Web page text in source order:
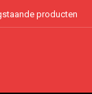
producten